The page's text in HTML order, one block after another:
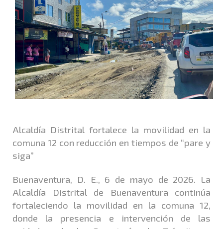
Alcaldía Distrital fortalece la movilidad en la
comuna 12 con reducción en tiempos de “pare y
siga”
Buenaventura, D. E., 6 de mayo de 2026. La
Alcaldía Distrital de Buenaventura continúa
fortaleciendo la movilidad en la comuna 12,
donde la presencia e intervención de las